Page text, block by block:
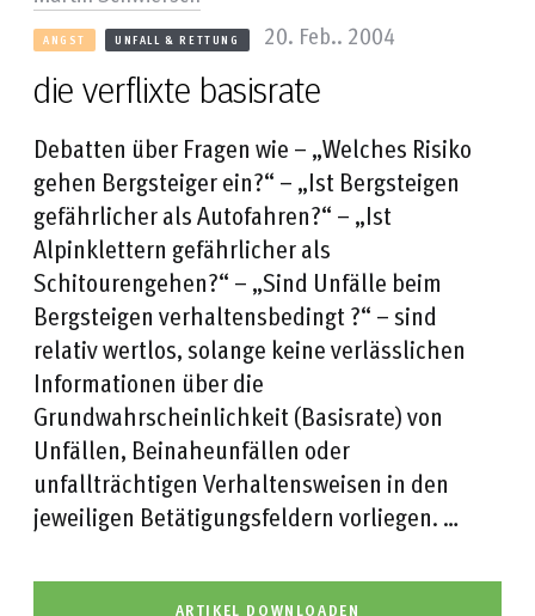
die verflixte basisrate
ANGST UNFALL & RETTUNG 20. Feb.. 2004
Debatten über Fragen wie – „Welches Risiko
gehen Bergsteiger ein?“ – „Ist Bergsteigen
gefährlicher als Autofahren?“ – „Ist
Alpinklettern gefährlicher als
Schitourengehen?“ – „Sind Unfälle beim
Bergsteigen verhaltensbedingt ?“ – sind
relativ wertlos, solange keine verlässlichen
Informationen über die
Grundwahrscheinlichkeit (Basisrate) von
Unfällen, Beinaheunfällen oder
unfallträchtigen Verhaltensweisen in den
jeweiligen Betätigungsfeldern vorliegen. …
ARTIKEL DOWNLOADEN